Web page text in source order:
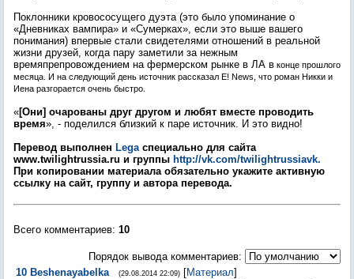
Поклонники кровососущего дуэта (это было упоминание о
«Дневниках вампира» и «Сумерках», если это выше вашего
понимания) впервые стали свидетелями отношений в реальной
жизни друзей, когда пару заметили за нежным
времяпрепровождением на фермерском рынке в ЛА в конце прошлого
месяца. И на следующий день источник рассказал E! News, что роман Никки и
Иена разгорается очень быстро.
«[Они] очарованы друг другом и любят вместе проводить
время», - поделился близкий к паре источник. И это видно!
Перевод выполнен Legaспециально для сайта
www.twilightrussia.ru и группы http://vk.com/twilightrussiavk.
При копировании материала обязательно укажите активную
ссылку на сайт, группу и автора перевода.
Всего комментариев: 10
Порядок вывода комментариев:
10 Beshenayabelka (29.08.2014 22:09) [Материал]